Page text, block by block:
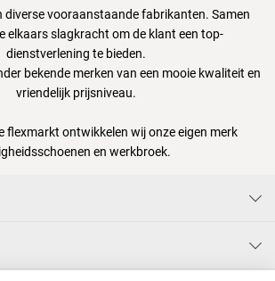
diverse vooraanstaande fabrikanten. Samen
elkaars slagkracht om de klant een top-
dienstverlening te bieden.
bekende merken van een mooie kwaliteit en
vriendelijk prijsniveau.
flexmarkt ontwikkelen wij onze eigen merk
en werkbroek.